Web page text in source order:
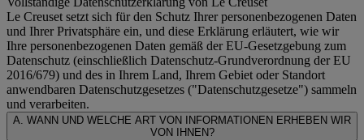
Le Creuset setzt sich für den Schutz Ihrer personenbezogenen Daten
und Ihrer Privatsphäre ein, und diese Erklärung erläutert, wie wir
Ihre personenbezogenen Daten gemäß der EU-Gesetzgebung zum
Datenschutz (einschließlich Datenschutz-Grundverordnung der EU
2016/679) und des in Ihrem Land, Ihrem Gebiet oder Standort
anwendbaren Datenschutzgesetzes ("Datenschutzgesetze") sammeln
und verarbeiten.
A. WANN UND WELCHE ART VON INFORMATIONEN ERHEBEN WIR
VON IHNEN?